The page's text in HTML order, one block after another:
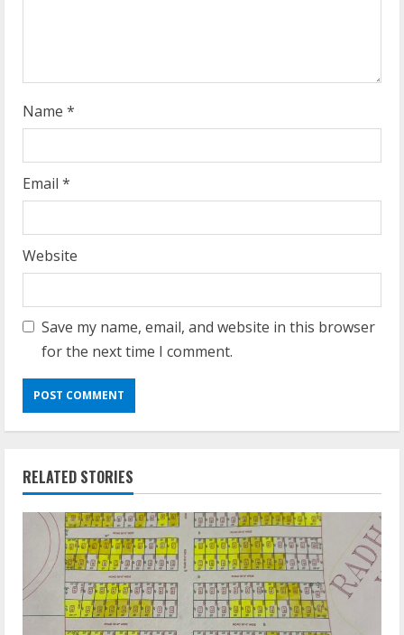
g
Name *
Email *
Website
Save my name, email, and website in this browser
for the next time I comment.
RELATED STORIES